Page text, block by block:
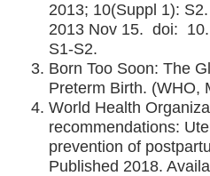
2013; 10(Suppl 1):
2013 Nov 15. doi:
S1-S2.
Born Too Soon: The
Preterm Birth. (WHO,
World Health
recommendations:
prevention of
Published 2018.